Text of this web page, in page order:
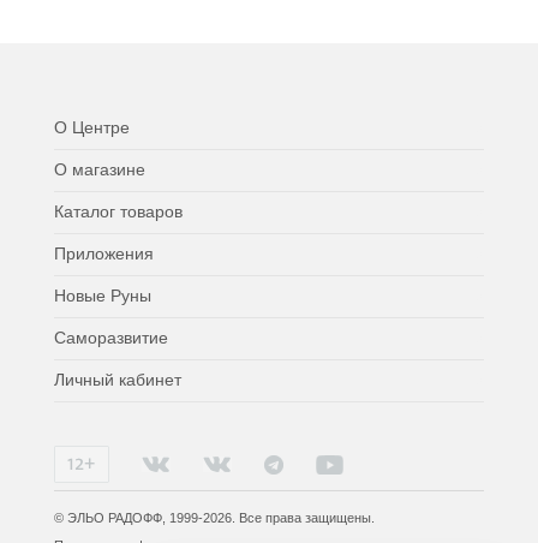
О Центре
О магазине
Каталог товаров
Приложения
Новые Руны
Саморазвитие
Личный кабинет
© ЭЛЬО РАДОФФ, 1999-2026. Все права защищены.